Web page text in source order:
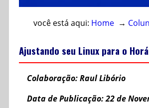
você está aqui: Home →
Ajustando seu Linux para o
Colaboração: Raul Libório
Data de Publicação: 22 de